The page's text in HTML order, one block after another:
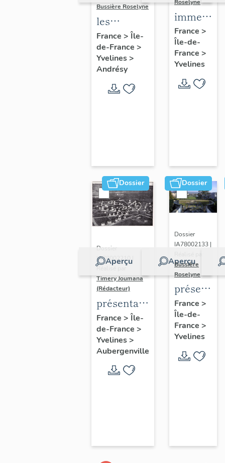
Bussière Roselyne
les
immeubles,
maisons et
fermes du
canton
d'Andrésy
France > Île-
de-France >
Yvelines>
Andrésy
Roselyne
maisons,
fermes
France >
Île-de-
France >
Yvelines
Dossier
Aperçu
Dossier
IA78002210 |
Réalisé par
Timery Joumana
(Rédacteur)
présentation
de l'étude
d'Elisabethville
France > Île-
de-France >
Yvelines>
Aubergenville
Dossier
Aperçu
Dossier
IA78002133 |
Bussière
Roselyne
du
diagnostic
et
France >
Île-de-
France >
Yvelines